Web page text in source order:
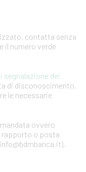
contatta senza
il numero verde
segnalazione dei
di disconoscimento.
le necessarie
ovvero
rapporto o posta